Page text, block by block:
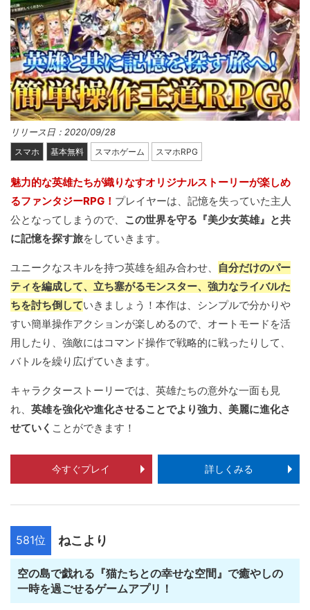
リリース日：2020/09/28
スマホ 基本無料 スマホゲーム スマホRPG
魅力的な英雄たちが織りなすオリジナルストーリーが楽しめ
るファンタジーRPG！ プレイヤーは、記憶を失っていた主人
公となってしまうので、 この世界を守る『美少女英雄』と共
に記憶を探す旅をしていきます。
ユニークなスキルを持つ英雄を組み合わせ、
自分だけのパー
ティを編成して、立ち塞がるモンスター、強力なライバルた
ちを討ち倒していきましょう！本作は、シンプルで分かりや
すい簡単操作アクションが楽しめるので、オートモードを活
用したり、強敵にはコマンド操作で戦略的に戦ったりして、
バトルを繰り広げていきます。
キャラクターストーリーでは、英雄たちの意外な一面も見
れ、 英雄を強化や進化させることでより強力、美麗に進化さ
せていく ことができます！
今すぐプレイ 詳しくみる
581位 ねこより
空の島で戯れる『猫たちとの幸せな空間』で癒やしの
一時を過ごせるゲームアプリ！